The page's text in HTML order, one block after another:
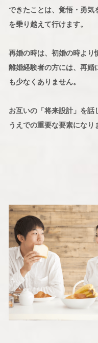
できたことは、覚悟・勇気
を乗り越えて行けます。
再婚の時は、初婚の時より
離婚経験者の方には、再婚
も少なくありません。
お互いの「将来設計」を話
うえでの重要な要素になり